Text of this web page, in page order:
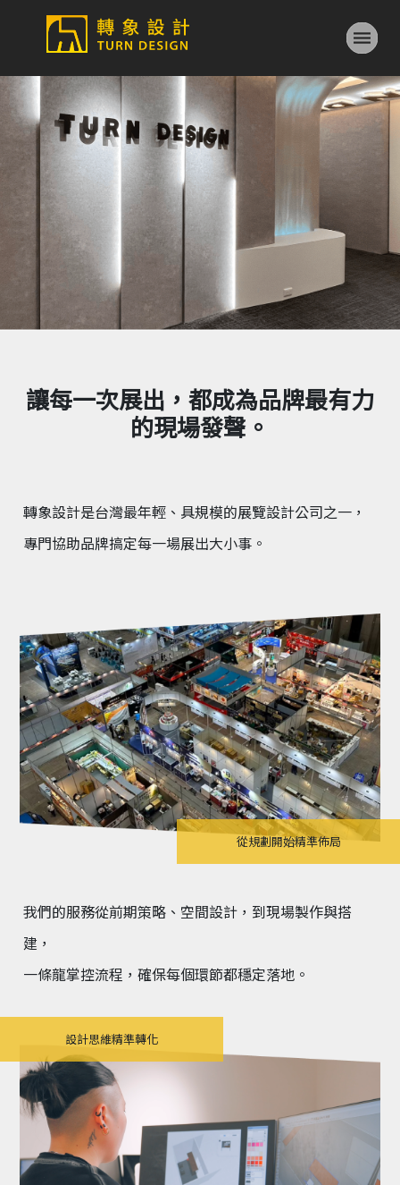
讓每一次展出，都成為品牌最有力
的現場發聲。
轉象設計是台灣最年輕、具規模的展覽設計公司之一，
專門協助品牌搞定每一場展出大小事。
從規劃開始精準佈局
設計思維精準轉化
我們的服務從前期策略、空間設計，到現場製作與搭
建，
一條龍掌控流程，確保每個環節都穩定落地。